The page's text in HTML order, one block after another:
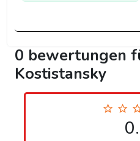
0 bewertungen
Kostistansky